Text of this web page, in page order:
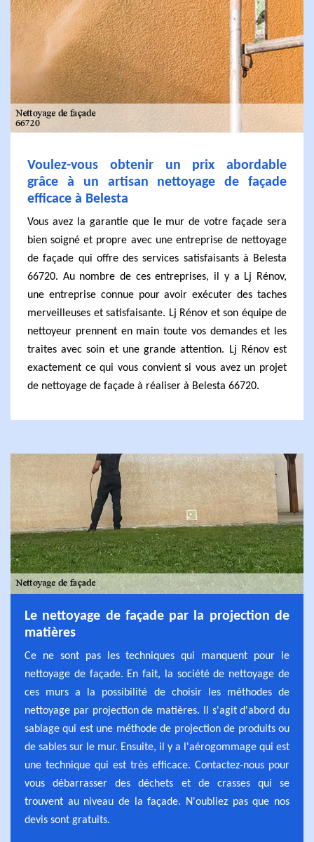
Voulez-vous obtenir un prix abordable
grâce à un artisan nettoyage de façade
efficace à Belesta
Vous avez la garantie que le mur de votre façade sera
bien soigné et propre avec une entreprise de nettoyage
de façade qui offre des services satisfaisants à Belesta
66720. Au nombre de ces entreprises, il y a Lj Rénov,
une entreprise connue pour avoir exécuter des taches
merveilleuses et satisfaisante. Lj Rénov et son équipe de
nettoyeur prennent en main toute vos demandes et les
traites avec soin et une grande attention. Lj Rénov est
exactement ce qui vous convient si vous avez un projet
de nettoyage de façade à réaliser à Belesta 66720.
Le nettoyage de façade par la projection de
matières
Ce ne sont pas les techniques qui manquent pour le
nettoyage de façade. En fait, la société de nettoyage de
ces murs a la possibilité de choisir les méthodes de
nettoyage par projection de matières. Il s'agit d'abord du
sablage qui est une méthode de projection de produits ou
de sables sur le mur. Ensuite, il y a l'aérogommage qui est
une technique qui est très efficace. Contactez-nous pour
vous débarrasser des déchets et de crasses qui se
trouvent au niveau de la façade. N'oubliez pas que nos
devis sont gratuits.